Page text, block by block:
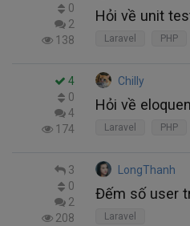
0
2
138
Hỏi về unit
Laravel PHP
4
0
4
174
Chilly
Hỏi về
Laravel PHP
3
0
2
208
LongThanh
Đếm số user
Laravel